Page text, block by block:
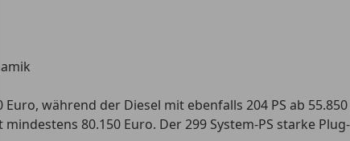
während der Diesel mit ebenfalls 204 PS ab 55.850
80.150 Euro. Der 299 System-PS starke Plug-